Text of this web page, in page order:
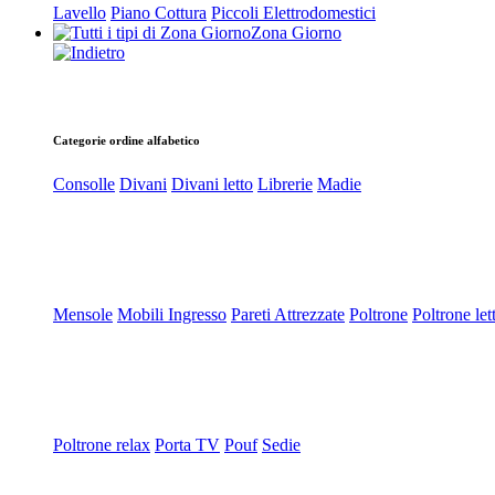
Lavello Piano Cottura Piccoli Elettrodomestici
Zona Giorno
Categorie ordine alfabetico
Consolle Divani Divani letto Librerie Madie
Mensole Mobili Ingresso Pareti Attrezzate Poltrone Poltrone
Poltrone relax Porta TV Pouf Sedie